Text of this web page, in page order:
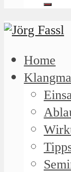
Home